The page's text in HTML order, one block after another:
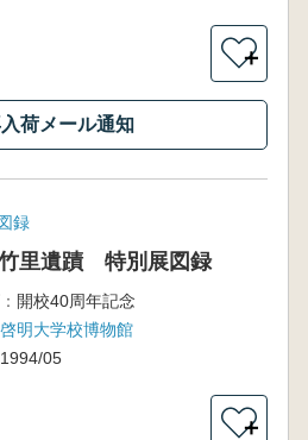
＋
荷メール通知
録
里遺蹟 特別展図録
開校40周年記念
啓明大学校博物館
1994/05
＋